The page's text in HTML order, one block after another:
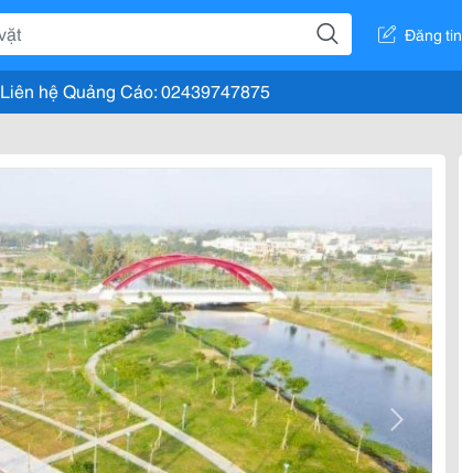
Đăng tin
Liên hệ Quảng Cáo: 02439747875